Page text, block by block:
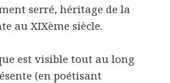
serré, héritage de la
au XIXème siècle.
est visible tout au long
(en poétisant